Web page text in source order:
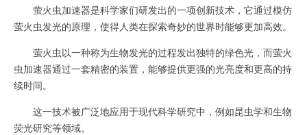
萤火虫加速器是科学家们研发出的一项创新技术，它通过模仿
萤火虫发光的原理，使得人类在探索奇妙的世界时能够更加高效。
萤火虫以一种称为生物发光的过程发出独特的绿色光，而萤火
虫加速器通过一套精密的装置，能够提供更强的光亮度和更高的持
续时间。
这一技术被广泛地应用于现代科学研究中，例如昆虫学和生物
荧光研究等领域。